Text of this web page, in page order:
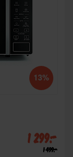
13%
1 299:-
1 499:-